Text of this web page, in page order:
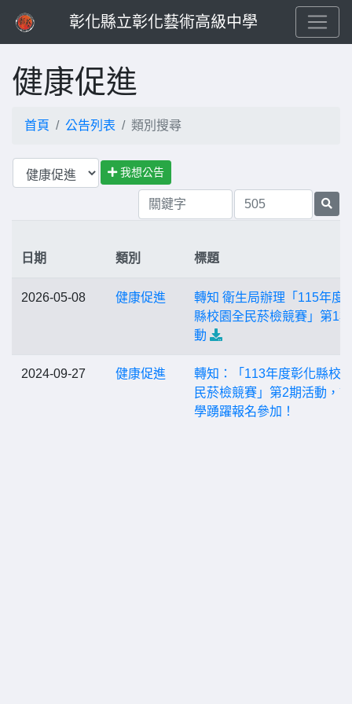
彰化縣立彰化藝術高級中學
健康促進
首頁 公告列表 類別搜尋
我想公告
日期 類別 標題
2026-05-08 健康促進
轉知 衛生局辦理「115年度
縣校園全民菸檢競賽」第1
動
2024-09-27 健康促進
轉知：「113年度彰化縣校
民菸檢競賽」第2期活動，
學踴躍報名參加！